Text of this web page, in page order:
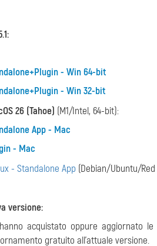
- Win 64-bit
- Win 32-bit
26 (Tahoe) (M1/Intel, 64-bit):
App - Mac
- Mac
- Standalone App (Debian/Ubuntu/
versione:
acquistato oppure aggiornato
gratuito all'attuale versione.